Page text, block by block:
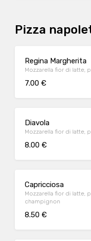
Pizza
Regina Margherita
Mozzarella fior di latte,
7.00 €
Diavola
Mozzarella fior di latte,
8.00 €
Capricciosa
Mozzarella fior di
champignon
8.50 €